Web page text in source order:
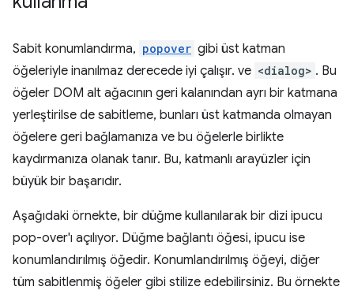
Sabit konumlandırma, popover gibi üst katman
öğeleriyle inanılmaz derecede iyi çalışır. ve <dialog> . Bu
öğeler DOM alt ağacının geri kalanından ayrı bir katmana
yerleştirilse de sabitleme, bunları üst katmanda olmayan
öğelere geri bağlamanıza ve bu öğelerle birlikte
kaydırmanıza olanak tanır. Bu, katmanlı arayüzler için
büyük bir başarıdır.
Aşağıdaki örnekte, bir düğme kullanılarak bir dizi ipucu
pop-over'ı açılıyor. Düğme bağlantı öğesi, ipucu ise
konumlandırılmış öğedir. Konumlandırılmış öğeyi, diğer
tüm sabitlenmiş öğeler gibi stilize edebilirsiniz. Bu örnekte